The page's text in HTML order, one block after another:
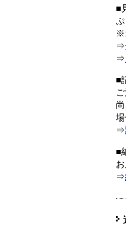
■
※
⇒
⇒
■
場
⇒
■
⇒